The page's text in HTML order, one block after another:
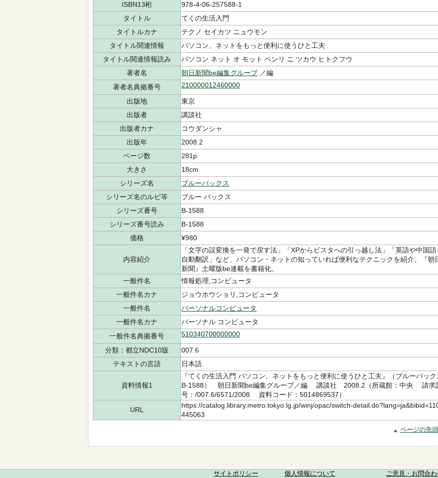
ISBN13桁
978-4-06-257588-1
タイトル
てくの生活入門
タイトルカナ
テクノ セイカツ ニュウモン
タイトル関連情報
パソコン、ネットをもっと便利に使うひと工夫
タイトル関連情報読み
パソコン ネット オ モット ベンリ ニ ツカウ ヒトクフウ
著者名
朝日新聞be編集グループ／編
著者名典拠番号
210000012460000
出版地
東京
出版者
講談社
出版者カナ
コウダンシャ
出版年
2008.2
ページ数
281p
大きさ
18cm
シリーズ名
ブルーバックス
シリーズ名のルビ等
ブルー バックス
シリーズ番号
B-1588
シリーズ番号読み
B-1588
価格
¥980
内容紹介
「文字の誤変換を一発で戻す法」「XPからビスタへの引っ越し法」「英語や中国語
自動翻訳」など、パソコン・ネットの知っていれば便利なテクニックを紹介。『朝
新聞』土曜版be連載を書籍化。
一般件名
情報処理,コンピュータ
一般件名カナ
ジョウホウショリ,コンピュータ
一般件名
パーソナルコンピュータ
一般件名カナ
パーソナル コンピュータ
一般件名典拠番号
510340700000000
分類：都立NDC10版
007.6
テキストの言語
日本語
資料情報1
『てくの生活入門 パソコン、ネットをもっと便利に使うひと工夫』（ブルーバック
B-1588） 朝日新聞be編集グループ／編 講談社 2008.2（所蔵館：中央 請求
号：/007.6/6571/2008 資料コード：5014869537）
URL
https://catalog.library.metro.tokyo.lg.jp/winj/opac/switch-
445063
ページの先
サイトポリシー 個人情報について ご意見・お問合